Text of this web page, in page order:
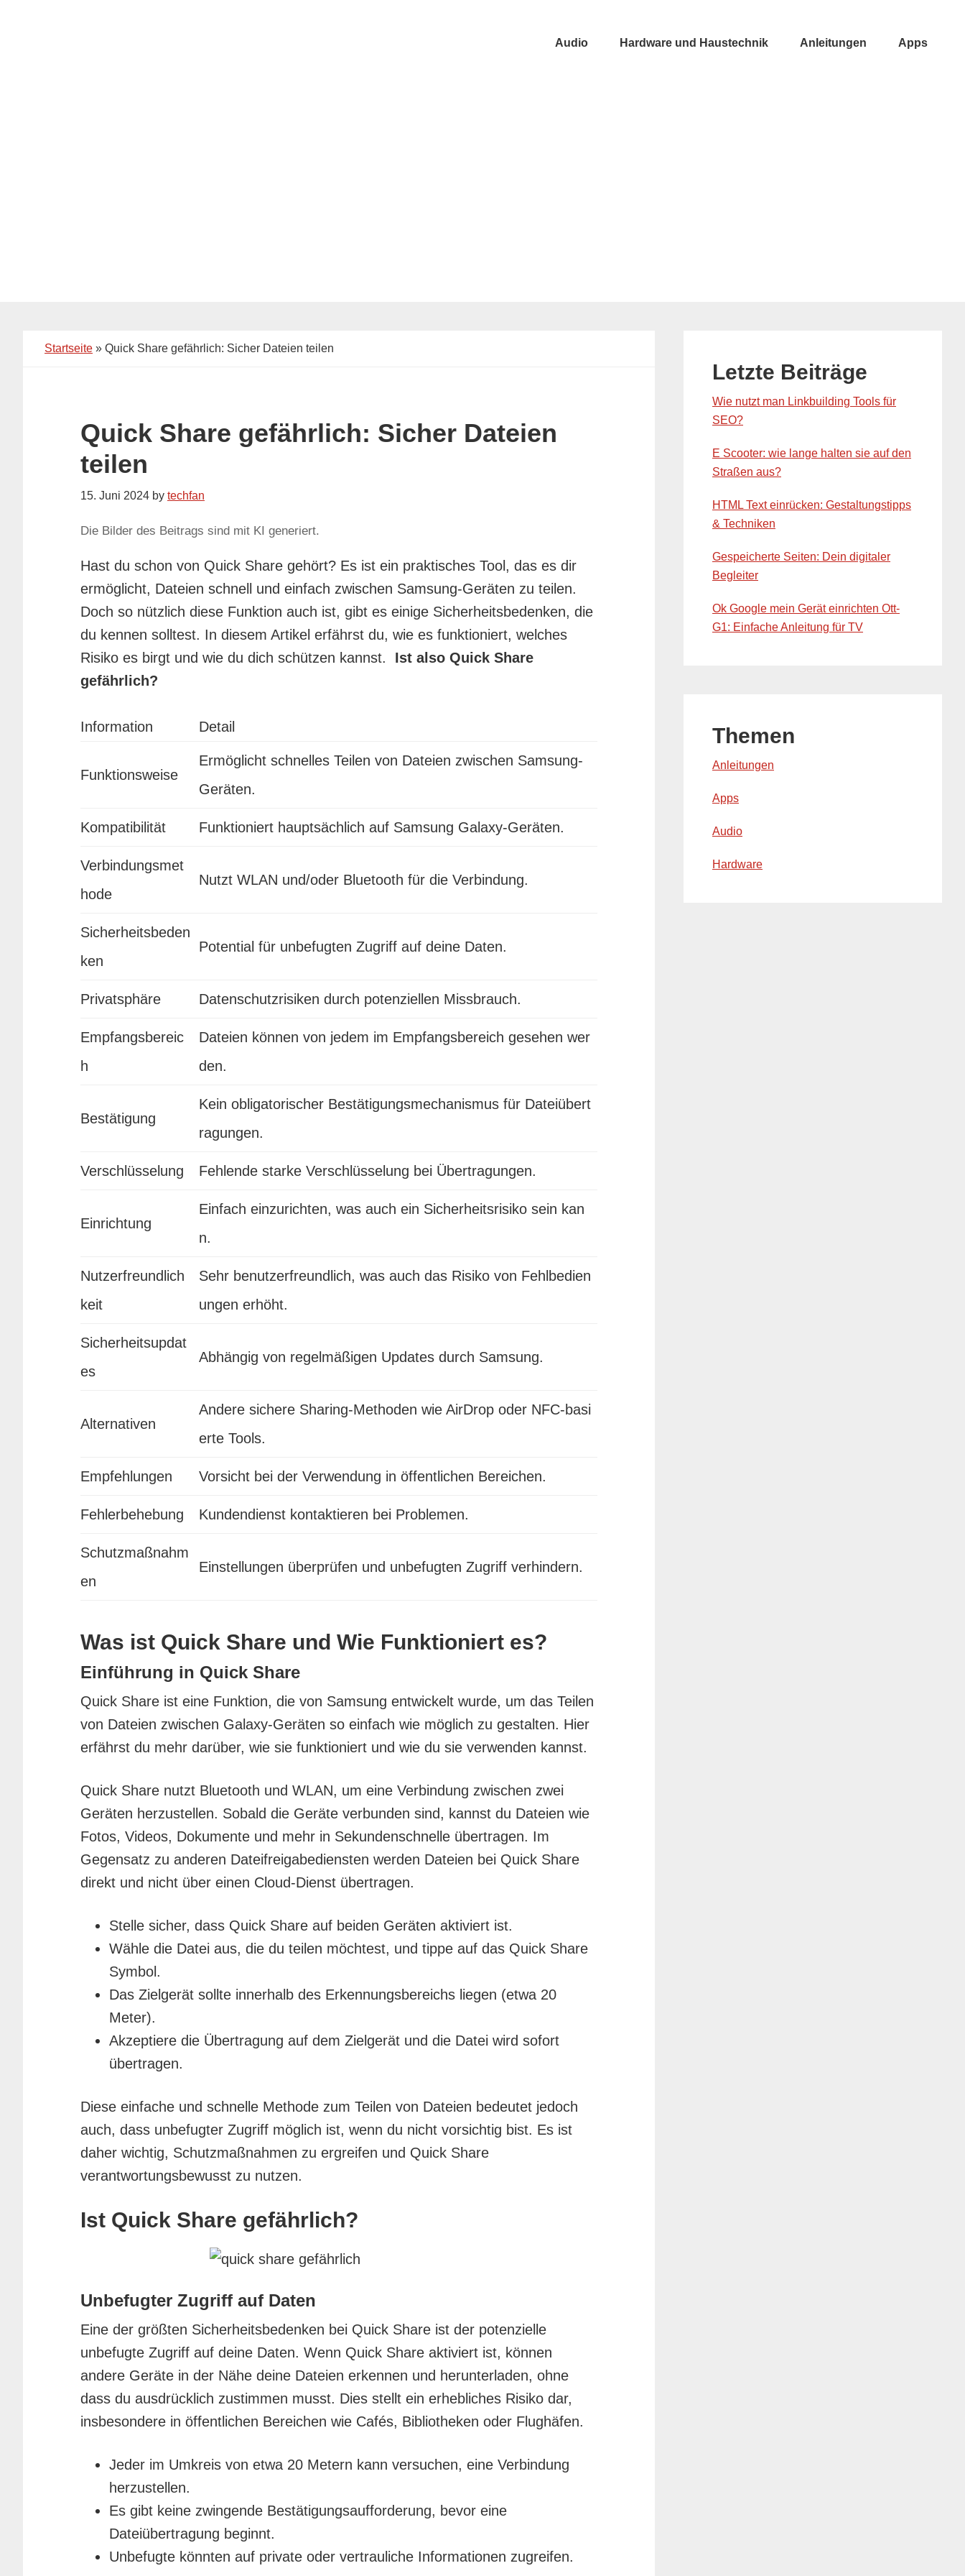
Audio Hardware und Haustechnik Anleitungen Apps
Startseite » Quick Share gefährlich: Sicher Dateien teilen
Quick Share gefährlich: Sicher Dateien
teilen
15. Juni 2024 by techfan
Die Bilder des Beitrags sind mit KI generiert.
Hast du schon von Quick Share gehört? Es ist ein praktisches Tool, das es dir
ermöglicht, Dateien schnell und einfach zwischen Samsung-Geräten zu teilen.
Doch so nützlich diese Funktion auch ist, gibt es einige Sicherheitsbedenken, die
du kennen solltest. In diesem Artikel erfährst du, wie es funktioniert, welches
Risiko es birgt und wie du dich schützen kannst. Ist also Quick Share
gefährlich?
Information Detail
Funktionsweise
Ermöglicht schnelles Teilen von Dateien zwischen Samsung-
Geräten.
Kompatibilität Funktioniert hauptsächlich auf Samsung Galaxy-Geräten.
Verbindungsmet
hode
Nutzt WLAN und/oder Bluetooth für die Verbindung.
Sicherheitsbeden
ken
Potential für unbefugten Zugriff auf deine Daten.
Privatsphäre Datenschutzrisiken durch potenziellen Missbrauch.
Empfangsbereic
h
Dateien können von jedem im Empfangsbereich gesehen wer
den.
Bestätigung
Kein obligatorischer Bestätigungsmechanismus für Dateiübert
ragungen.
Verschlüsselung Fehlende starke Verschlüsselung bei Übertragungen.
Einrichtung
Einfach einzurichten, was auch ein Sicherheitsrisiko sein kan
n.
Nutzerfreundlich
keit
Sehr benutzerfreundlich, was auch das Risiko von Fehlbedien
ungen erhöht.
Sicherheitsupdat
es
Abhängig von regelmäßigen Updates durch Samsung.
Alternativen
Andere sichere Sharing-Methoden wie AirDrop oder NFC-basi
erte Tools.
Empfehlungen Vorsicht bei der Verwendung in öffentlichen Bereichen.
Fehlerbehebung Kundendienst kontaktieren bei Problemen.
Schutzmaßnahm
en
Einstellungen überprüfen und unbefugten Zugriff verhindern.
Was ist Quick Share und Wie Funktioniert es?
Einführung in Quick Share
Quick Share ist eine Funktion, die von Samsung entwickelt wurde, um das Teilen
von Dateien zwischen Galaxy-Geräten so einfach wie möglich zu gestalten. Hier
erfährst du mehr darüber, wie sie funktioniert und wie du sie verwenden kannst.
Quick Share nutzt Bluetooth und WLAN, um eine Verbindung zwischen zwei
Geräten herzustellen. Sobald die Geräte verbunden sind, kannst du Dateien wie
Fotos, Videos, Dokumente und mehr in Sekundenschnelle übertragen. Im
Gegensatz zu anderen Dateifreigabediensten werden Dateien bei Quick Share
direkt und nicht über einen Cloud-Dienst übertragen.
Stelle sicher, dass Quick Share auf beiden Geräten aktiviert ist.
Wähle die Datei aus, die du teilen möchtest, und tippe auf das Quick Share
Symbol.
Das Zielgerät sollte innerhalb des Erkennungsbereichs liegen (etwa 20
Meter).
Akzeptiere die Übertragung auf dem Zielgerät und die Datei wird sofort
übertragen.
Diese einfache und schnelle Methode zum Teilen von Dateien bedeutet jedoch
auch, dass unbefugter Zugriff möglich ist, wenn du nicht vorsichtig bist. Es ist
daher wichtig, Schutzmaßnahmen zu ergreifen und Quick Share
verantwortungsbewusst zu nutzen.
Ist Quick Share gefährlich?
Unbefugter Zugriff auf Daten
Eine der größten Sicherheitsbedenken bei Quick Share ist der potenzielle
unbefugte Zugriff auf deine Daten. Wenn Quick Share aktiviert ist, können
andere Geräte in der Nähe deine Dateien erkennen und herunterladen, ohne
dass du ausdrücklich zustimmen musst. Dies stellt ein erhebliches Risiko dar,
insbesondere in öffentlichen Bereichen wie Cafés, Bibliotheken oder Flughäfen.
Jeder im Umkreis von etwa 20 Metern kann versuchen, eine Verbindung
herzustellen.
Es gibt keine zwingende Bestätigungsaufforderung, bevor eine
Dateiübertragung beginnt.
Unbefugte könnten auf private oder vertrauliche Informationen zugreifen.
Sidebar
Letzte Beiträge
Wie nutzt man Linkbuilding Tools für
SEO?
E Scooter: wie lange halten sie auf den
Straßen aus?
HTML Text einrücken: Gestaltungstipps
& Techniken
Gespeicherte Seiten: Dein digitaler
Begleiter
Ok Google mein Gerät einrichten Ott-
G1: Einfache Anleitung für TV
Themen
Anleitungen
Apps
Audio
Hardware